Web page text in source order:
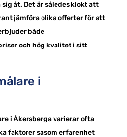
åt. Det är således klokt att
jämföra olika offerter för att
både
och hög kvalitet i sitt
i
i Åkersberga varierar ofta
faktorer såsom erfarenhet